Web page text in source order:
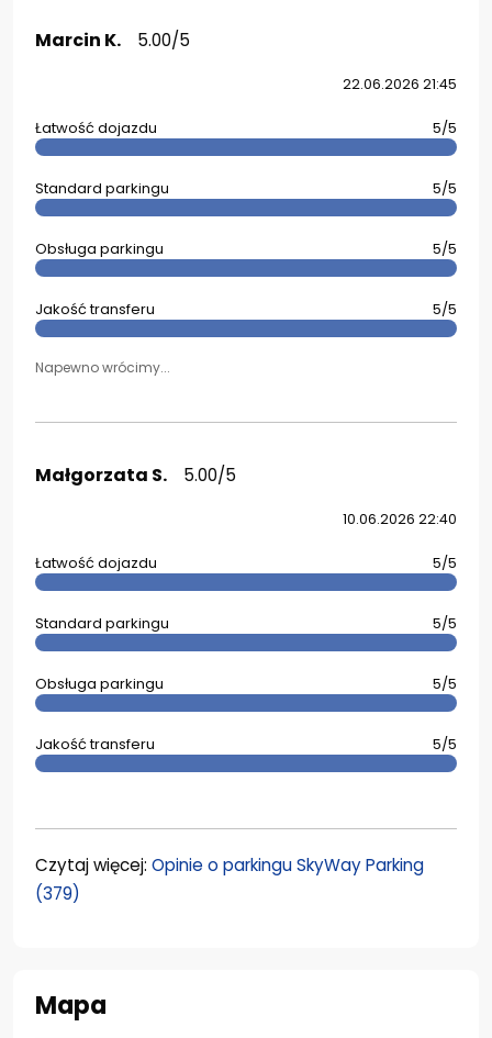
Marcin K. 5.00/5
22.06.2026 21:45
Łatwość dojazdu 5/5
Standard parkingu 5/5
Obsługa parkingu 5/5
Jakość transferu 5/5
Napewno wrócimy...
Małgorzata S. 5.00/5
10.06.2026 22:40
Łatwość dojazdu 5/5
Standard parkingu 5/5
Obsługa parkingu 5/5
Jakość transferu 5/5
Czytaj więcej: Opinie o parkingu SkyWay Parking
(379)
Mapa